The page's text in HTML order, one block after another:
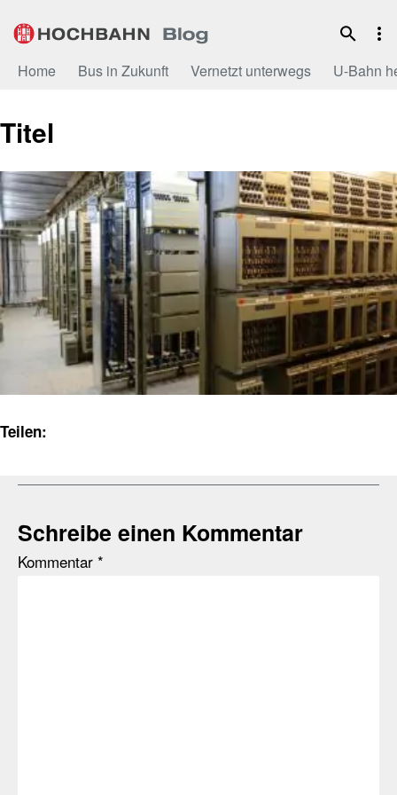
Inhalt
Home Bus in Zukunft Vernetzt unterwegs U-Bahn
Titel
Teilen:
Schreibe einen Kommentar
Kommentar *